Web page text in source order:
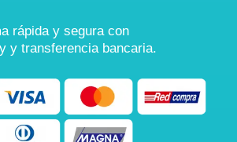
rápida y segura con
y transferencia bancaria.